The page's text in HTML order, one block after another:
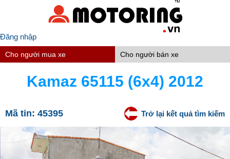
Đăng nhập
Cho người mua xe Cho người bán xe
Kamaz 65115 (6x4) 2012
Mã tin: 45395 Trở lại kết quả tìm kiếm